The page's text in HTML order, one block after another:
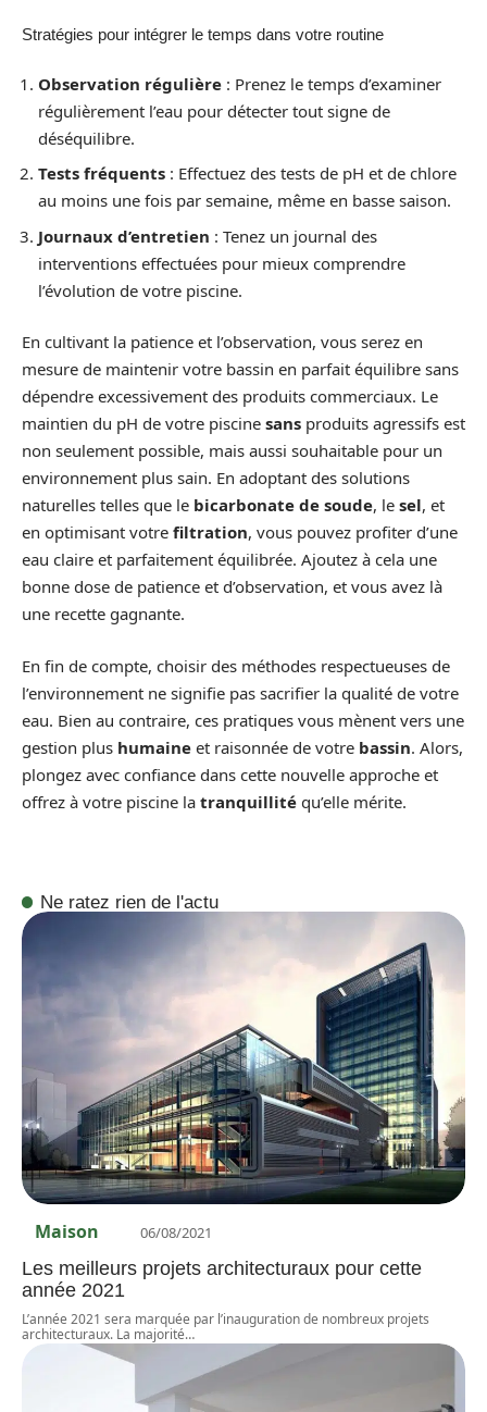
Stratégies pour intégrer le temps dans votre routine
Observation régulière : Prenez le temps d’examiner
régulièrement l’eau pour détecter tout signe de
déséquilibre.
Tests fréquents : Effectuez des tests de pH et de chlore
au moins une fois par semaine, même en basse saison.
Journaux d’entretien : Tenez un journal des
interventions effectuées pour mieux comprendre
l’évolution de votre piscine.
En cultivant la patience et l’observation, vous serez en
mesure de maintenir votre bassin en parfait équilibre sans
dépendre excessivement des produits commerciaux. Le
maintien du pH de votre piscine sans produits agressifs est
non seulement possible, mais aussi souhaitable pour un
environnement plus sain. En adoptant des solutions
naturelles telles que le bicarbonate de soude, le sel, et
en optimisant votre filtration, vous pouvez profiter d’une
eau claire et parfaitement équilibrée. Ajoutez à cela une
bonne dose de patience et d’observation, et vous avez là
une recette gagnante.
En fin de compte, choisir des méthodes respectueuses de
l’environnement ne signifie pas sacrifier la qualité de votre
eau. Bien au contraire, ces pratiques vous mènent vers une
gestion plus humaine et raisonnée de votre bassin. Alors,
plongez avec confiance dans cette nouvelle approche et
offrez à votre piscine la tranquillité qu’elle mérite.
Ne ratez rien de l'actu
Maison 06/08/2021
Les meilleurs projets architecturaux pour cette
année 2021
L’année 2021 sera marquée par l’inauguration de nombreux projets
architecturaux. La majorité…